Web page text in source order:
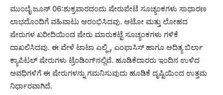
ಮುಂಬೈ ಜೂನ್ 06:ಶುಕ್ರವಾರದಂದು ಷೇರುಪೇಟೆ ಸೂಚ್ಯಂಕಗಳು ಸಾಧಾರಣ
ಲಾಭದೊಂದಿಗೆ ವಹಿವಾಟು ಆರಂಭಿಸಿದವು. ಆಟೋ ಮತ್ತು ಲೋಹದ
ಷೇರುಗಳ ಖರೀದಿಯಿಂದ ಷೇರು ಮಾರುಕಟ್ಟೆ ಸೂಚ್ಯಂಕಗಳು ಗಳಿಕೆ
ದಾಖಲಿಸಿದವು. ಈ ವೇಳೆ ಟಾಟಾ ಎಲ್ಕ್ಸಿ, ಎಂಫಾಸಿಸ್ ಹಾಗೂ ಆದಿತ್ಯ ಬಿರ್ಲಾ
ಕ್ಯಾಪಿಟಲ್ ಷೇರುಗಳು ಟ್ರೆಂಡಿಂಗ್‌ನಲ್ಲಿವೆ. ಹೂಡಿಕೆದಾರರು ಇಂದಿನ ಉಳಿದ
ಅವಧಿಗಳಿಗೆ ಈ ಷೇರುಗಳನ್ನು ಗಮನಿಸುವುದು ಹೂಡಿಕೆ ದೃಷ್ಟಿಯಿಂದ ಉತ್ತಮ
ನಿರ್ಧಾರವಾಗಿದೆ.